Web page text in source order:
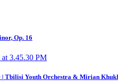
Op. 16
| Tbilisi Youth Orchestra & Mirian